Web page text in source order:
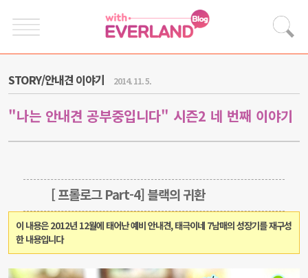
STORY/안내견 이야기 2014. 11. 5.
"나는 안내견 공부중입니다" 시즌2 네 번째 이야기
[ 프롤로그 Part-4] 블랙의 귀환
이 내용은 2012년 12월에 태어난 예비 안내견, 태극이네 7남매의 성장기를 재구성
한 내용입니다